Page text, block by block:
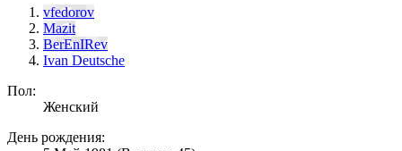
vfedorov
Mazit
BerEnIRev
Ivan Deutsche
Пол:
Женский
День рождения: